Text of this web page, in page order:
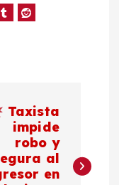
Taxista
impide
robo y
al
en